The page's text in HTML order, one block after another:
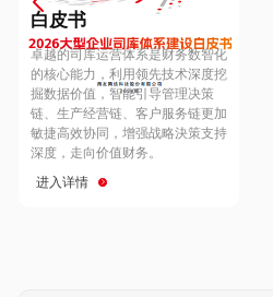
Hungary
Hong Kong
白皮书
卓越的司库运营体系是财务数智化
的核心能力，利用领先技术深度挖
掘数据价值，智能引导管理决策
链、生产经营链、客户服务链更加
敏捷高效协同，增强战略決策支持
深度，走向价值财务。
进入详情